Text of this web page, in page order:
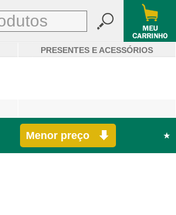
PRESENTES E ACESSÓRIOS
Menor preço